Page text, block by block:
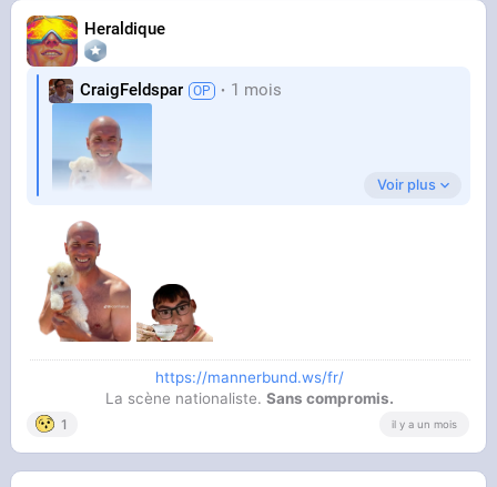
Heraldique
CraigFeldspar 1 mois
Merci par avance
Voir plus
https://mannerbund.ws/fr/
La scène nationaliste.Sans compromis.
1 il y a un mois